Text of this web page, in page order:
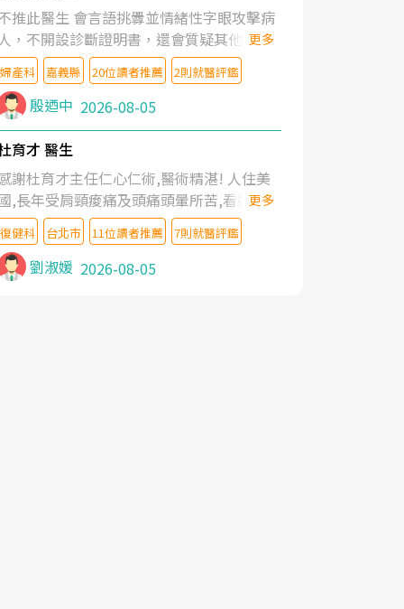
推此醫生 會言語挑釁並情緒性字眼攻擊病
，不開設診斷證明書，還會質疑其他醫生
判斷！
更多
婦產科 嘉義縣 20位讀者推薦 2則就醫評鑑
殷迺中 2026-08-05
育才 醫生
謝杜育才主任仁心仁術,醫術精湛! 人住美
,長年受肩頸痠痛及頭痛頭暈所苦,看遍名醫
授,做了各種檢查,也嘗試過西醫打針,中醫
灸及物理徒手治療都沒有用,後來連吃到嗎
類止痛藥都效果有限,只是壓症狀,沒多久就
起來,多年失眠嚴重影響生活品質. 台灣親
更多
復健科 台北市 11位讀者推薦 7則就醫評鑑
劉淑媛 2026-08-05